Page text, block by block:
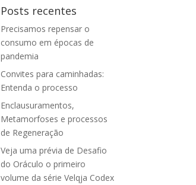
Posts recentes
Precisamos repensar o
consumo em épocas de
pandemia
Convites para caminhadas:
Entenda o processo
Enclausuramentos,
Metamorfoses e processos
de Regeneração
Veja uma prévia de Desafio
do Oráculo o primeiro
volume da série Velqja Codex